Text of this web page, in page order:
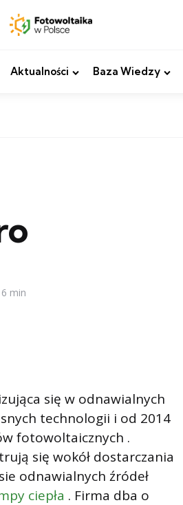
Aktualności Baza Wiedzy
6 min
się w odnawialnych
technologii i od 2014
fotowoltaicznych .
się wokół dostarczania
odnawialnych źródeł
ciepła . Firma dba o